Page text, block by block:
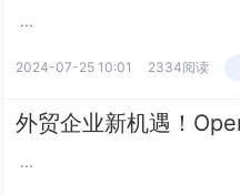
...
2024-07-25 10:01 2334阅读
...